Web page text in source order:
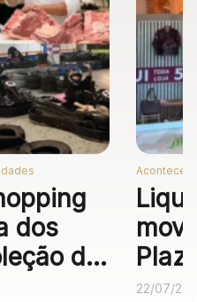
dos
de
22/07/